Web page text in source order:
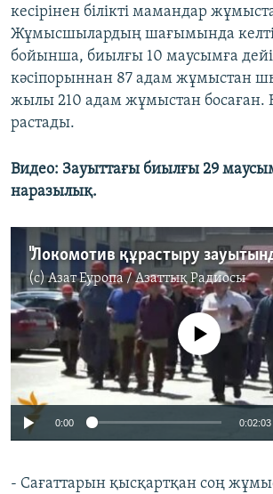
кесірінен білікті мамандар
Жұмысшылардың шағымында
бойынша, биылғы 10 маусымға
кәсіпорыннан 87 адам жұмыстан
жылы 210 адам жұмыстан
растады.
Видео: Зауыттағы биылғы 29
наразылық.
(c)Азат Еуропа / Азаттық Радиосы
No media source currently
0:00 0:02:03
- Сағаттарын қысқартқан соң